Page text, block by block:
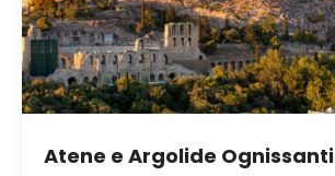
Atene e Argolide Ognissanti